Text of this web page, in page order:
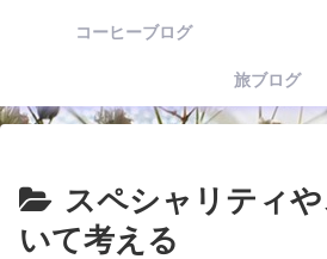
コーヒーブログ
旅ブログ
スペシャリティ
いて考える